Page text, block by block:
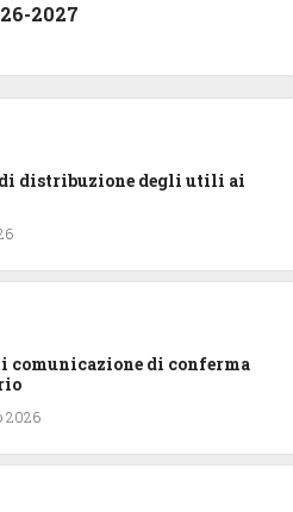
2027
distribuzione degli utili ai
comunicazione di conferma
2026